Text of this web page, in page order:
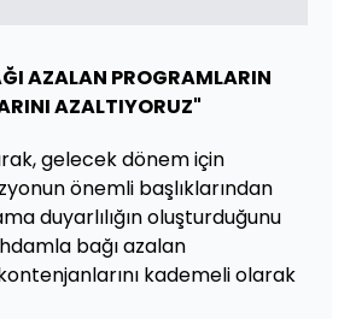
AZALAN PROGRAMLARIN
AZALTIYORUZ"
gelecek dönem için
önemli başlıklarından
duyarlılığın oluşturduğunu
bağı azalan
kademeli olarak